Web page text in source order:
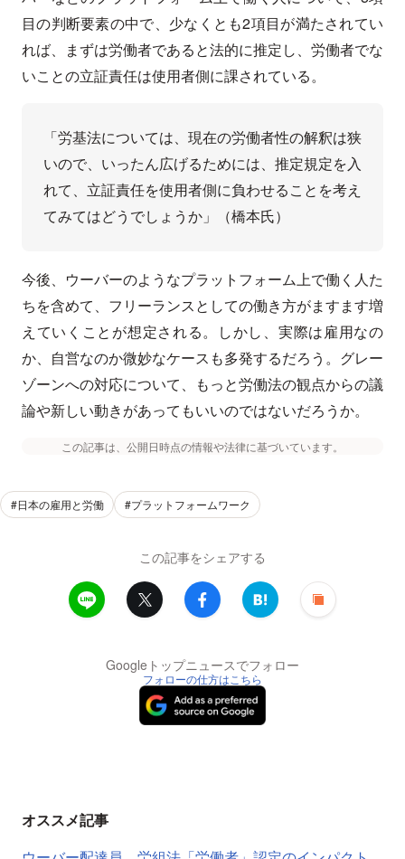
目の判断要素の中で、少なくとも2項目が満たされてい
れば、まずは労働者であると法的に推定し、労働者でな
いことの立証責任は使用者側に課されている。
「労基法については、現在の労働者性の解釈は狭
いので、いったん広げるためには、推定規定を入
れて、立証責任を使用者側に負わせることを考え
てみてはどうでしょうか」（橋本氏）
今後、ウーバーのようなプラットフォーム上で働く人た
ちを含めて、フリーランスとしての働き方がますます増
えていくことが想定される。しかし、実際は雇用なの
か、自営なのか微妙なケースも多発するだろう。グレー
ゾーンへの対応について、もっと労働法の観点からの議
論や新しい動きがあってもいいのではないだろうか。
この記事は、公開日時点の情報や法律に基づいています。
#日本の雇用と労働 #プラットフォームワーク
この記事をシェアする
Googleトップニュースでフォロー
フォローの仕方はこちら
オススメ記事